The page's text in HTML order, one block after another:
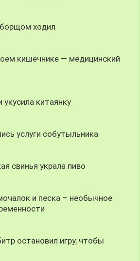
ходил
кишечнике — медицинский
китаянку
услуги собутыльника
свинья украла пиво
и песка – необычное
остановил игру, чтобы